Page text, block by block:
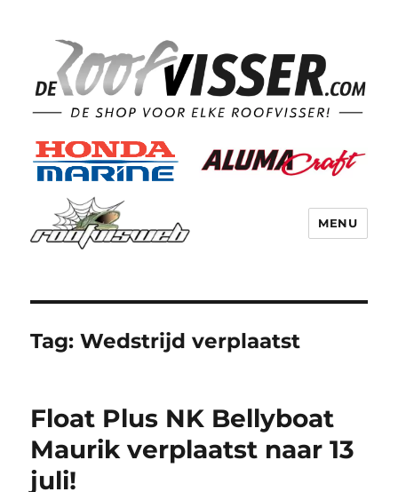
MENU
Tag:Wedstrijd verplaatst
Float Plus NK Bellyboat
Maurik verplaatst naar 13
juli!